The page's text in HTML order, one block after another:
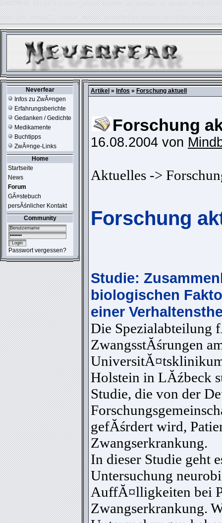
ERROR IN:SELECT session_userid, session_url, session_ip, session_expire
table './usr_web212_1/phpkit_session' is marked as crashed and should be
Neverfear
Infos zu ZwĂ¤ngen
Erfahrungsberichte
Gedanken / Gedichte
Medikamente
Buchtipps
ZwĂ¤nge-Links
Home
Startseite
News
Forum
GĂ¤stebuch
persĂśnlicher Kontakt
Community
Passwort vergessen?
Artikel » Infos » Forschung aktuell
Forschung
16.08.2004 von
Aktuelles ->
Forschung
Studie:
biologischen
einer
Die Spezialabteilung
ZwangsstĂśrungen
Holstein in LĂźbeck
Studie, die von der
gefĂśrdert wird,
Zwangserkrankung.
In dieser Studie geht
Untersuchung
AuffĂ¤lligkeiten bei
Zwangserkrankung.